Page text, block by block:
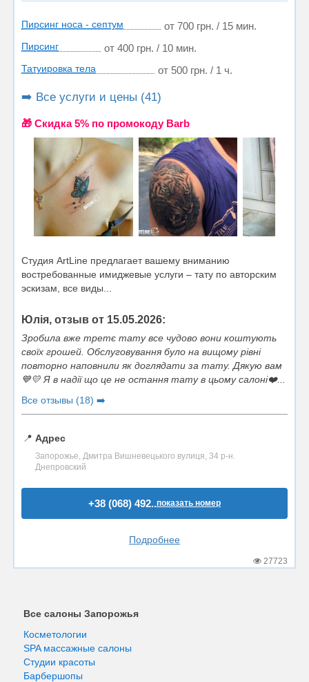
Пирсинг носа - септум от 700 грн. / 15 мин.
Пирсинг от 400 грн. / 10 мин.
Татуировка тела от 500 грн. / 1 ч.
➡️ Все услуги и цены (41)
🎁 Cкидка 5% по промокоду Barb
Студия ArtLine предлагает вашему вниманию
востребованные имиджевые услуги – тату по авторским
эскизам, все виды...
Юлія, отзыв от 15.05.2026:
Зробила вже третє тату все чудово вони коштують
своїх грошей. Обслуговування було на вищому рівні
повторно наповнили як доглядати за тату. Дякую вам
💙💛 Я в надії що це не остання тату в цьому салоні❤️...
Все отзывы (18) ➡️
📍 Адрес
Запорожье, Дмитра Вишневецького вулиця, 34 р-н.
Днепровский
+38 (068) 492..показать номер
Подробнее
27723
Все салоны Запорожья
Косметологии
SPA массажные салоны
Студии красоты
Барбершопы